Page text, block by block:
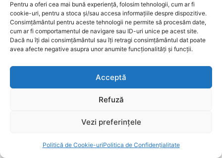
Pentru a oferi cea mai bună experiență, folosim tehnologii, cum ar fi
cookie-uri, pentru a stoca și/sau accesa informațiile despre dispozitive.
Consimțământul pentru aceste tehnologii ne permite să procesăm date,
cum ar fi comportamentul de navigare sau ID-uri unice pe acest site.
Dacă nu îți dai consimțământul sau îți retragi consimțământul dat poate
avea afecte negative asupra unor anumite funcționalități și funcții.
Acceptă
Refuză
Vezi preferințele
Politică de Cookie-uriPolitica de Confidențialitate